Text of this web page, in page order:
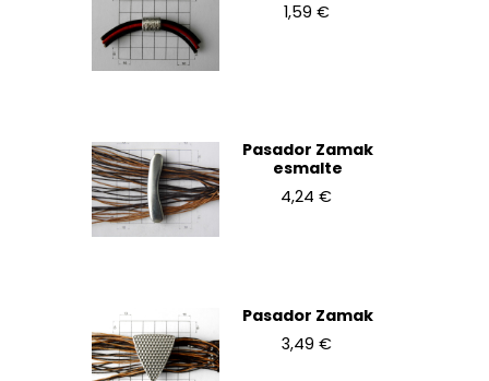
1,59 €
Pasador Zamak
esmalte
4,24 €
Pasador Zamak
3,49 €